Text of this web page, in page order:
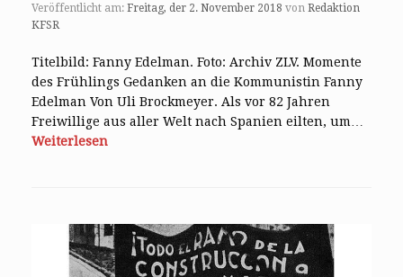
Veröffentlicht am: Freitag, der 2. November 2018 von Redaktion
KFSR
Titelbild: Fanny Edelman. Foto: Archiv ZLV. Momente
des Frühlings Gedanken an die Kommunistin Fanny
Edelman Von Uli Brockmeyer. Als vor 82 Jahren
Freiwillige aus aller Welt nach Spanien eilten, um…
Weiterlesen